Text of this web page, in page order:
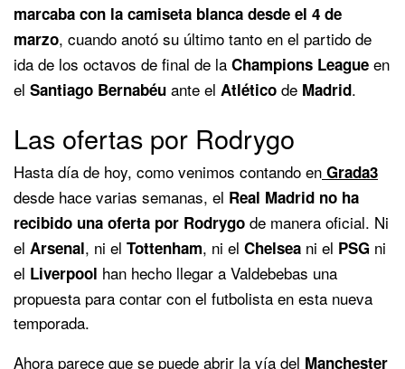
marcaba con la camiseta blanca desde el 4 de
marzo, cuando anotó su último tanto en el partido de
ida de los octavos de final de la Champions League en
el Santiago Bernabéu ante el Atlético de Madrid.
Las ofertas por Rodrygo
Hasta día de hoy, como venimos contando en Grada3
desde hace varias semanas, el Real Madrid no ha
recibido una oferta por Rodrygo de manera oficial. Ni
el Arsenal, ni el Tottenham, ni el Chelsea ni el PSG ni
el Liverpool han hecho llegar a Valdebebas una
propuesta para contar con el futbolista en esta nueva
temporada.
Ahora parece que se puede abrir la vía del Manchester